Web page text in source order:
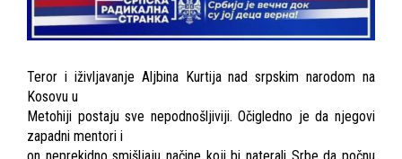
Teror i iživljavanje Aljbina Kurtija nad srpskim narodom na
Kosovu u
Metohiji postaju sve nepodnošljiviji. Očigledno je da njegovi
zapadni mentori i